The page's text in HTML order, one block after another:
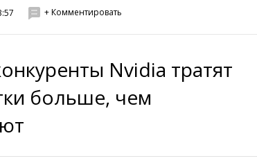
+ Комментировать
Nvidia тратят
больше, чем